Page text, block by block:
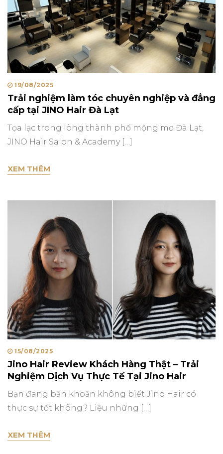
Posted
on
19/08/2025
Trải nghiệm làm tóc chuyên nghiệp và đẳng
cấp tại JINO Hair Đà Lạt
Tọa lạc trong lòng thành phố mộng mơ Đà Lạt,
JINO Hair Salon & Academy […]
XEM THÊM
Posted
on
15/08/2025
Jino Hair Review Khách Hàng Thật – Trải
Nghiệm Dịch Vụ Thực Tế Tại Jino Hair
Bạn đang băn khoăn không biết Jino Hair có
thực sự tốt không? Liệu những […]
XEM THÊM